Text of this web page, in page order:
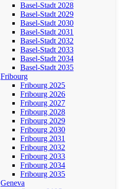
Basel-Stadt 2028
Basel-Stadt 2029
Basel-Stadt 2030
Basel-Stadt 2031
Basel-Stadt 2032
Basel-Stadt 2033
Basel-Stadt 2034
Basel-Stadt 2035
Fribourg
Fribourg 2025
Fribourg 2026
Fribourg 2027
Fribourg 2028
Fribourg 2029
Fribourg 2030
Fribourg 2031
Fribourg 2032
Fribourg 2033
Fribourg 2034
Fribourg 2035
Geneva